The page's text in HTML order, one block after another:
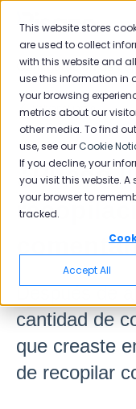
This website stores
are used to collect
with this website and
use this information in
your browsing
metrics about our
other media. To find
use, see ourCookie
If you decline, your
you visit this website. A
your browser to
tracked.
Accept All
Configuración de
Leo
Guía de inicio
Bandeja de
Spam
Comentario
Flujos
Tipos de Preguntas
Volver al inicio
¿Puedo
Después de
cantidad de
que creaste
de recopilar